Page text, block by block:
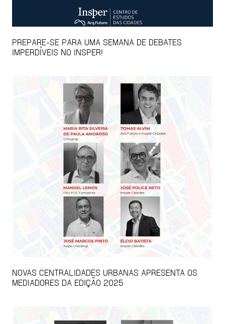
PREPARE-SE PARA UMA SEMANA DE DEBATES
IMPERDÍVEIS NO INSPER!
NOVAS CENTRALIDADES URBANAS APRESENTA OS
MEDIADORES DA EDIÇÃO 2025